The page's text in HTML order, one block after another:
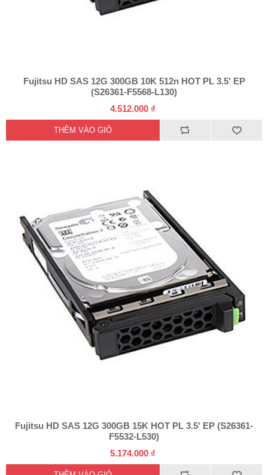
Fujitsu HD SAS 12G 300GB 10K 512n HOT PL 3.5' EP
(S26361-F5568-L130)
4.512.000 ₫
Fujitsu HD SAS 12G 300GB 15K HOT PL 3.5' EP (S26361-
F5532-L530)
5.174.000 ₫